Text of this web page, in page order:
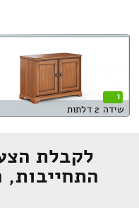
1
שידה 2 דלתות
לקבלת
התחייבות,